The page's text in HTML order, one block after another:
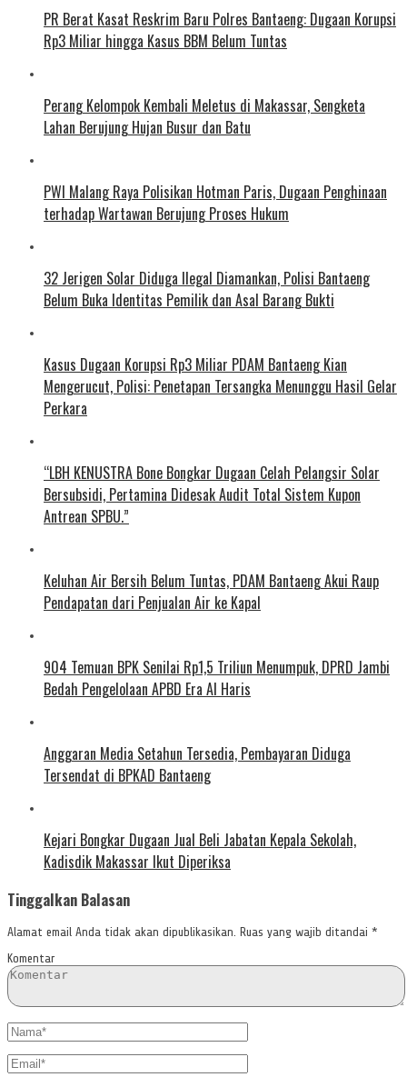
PR Berat Kasat Reskrim Baru Polres Bantaeng: Dugaan Korupsi
Rp3 Miliar hingga Kasus BBM Belum Tuntas
Perang Kelompok Kembali Meletus di Makassar, Sengketa
Lahan Berujung Hujan Busur dan Batu
PWI Malang Raya Polisikan Hotman Paris, Dugaan Penghinaan
terhadap Wartawan Berujung Proses Hukum
32 Jerigen Solar Diduga Ilegal Diamankan, Polisi Bantaeng
Belum Buka Identitas Pemilik dan Asal Barang Bukti
Kasus Dugaan Korupsi Rp3 Miliar PDAM Bantaeng Kian
Mengerucut, Polisi: Penetapan Tersangka Menunggu Hasil Gelar
Perkara
“LBH KENUSTRA Bone Bongkar Dugaan Celah Pelangsir Solar
Bersubsidi, Pertamina Didesak Audit Total Sistem Kupon
Antrean SPBU.”
Keluhan Air Bersih Belum Tuntas, PDAM Bantaeng Akui Raup
Pendapatan dari Penjualan Air ke Kapal
904 Temuan BPK Senilai Rp1,5 Triliun Menumpuk, DPRD Jambi
Bedah Pengelolaan APBD Era Al Haris
Anggaran Media Setahun Tersedia, Pembayaran Diduga
Tersendat di BPKAD Bantaeng
Kejari Bongkar Dugaan Jual Beli Jabatan Kepala Sekolah,
Kadisdik Makassar Ikut Diperiksa
Tinggalkan Balasan
Alamat email Anda tidak akan dipublikasikan. Ruas yang wajib ditandai *
Komentar